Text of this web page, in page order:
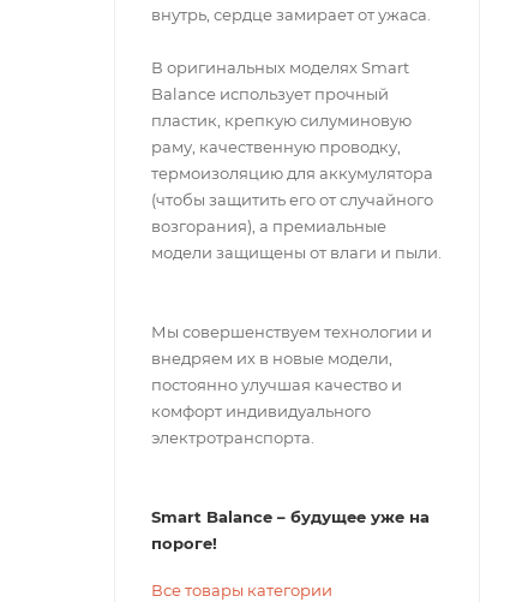
внутрь, сердце замирает от ужаса.
В оригинальных моделях Smart
Balance использует прочный
пластик, крепкую силуминовую
раму, качественную проводку,
термоизоляцию для аккумулятора
(чтобы защитить его от случайного
возгорания), а премиальные
модели защищены от влаги и пыли.
Мы совершенствуем технологии и
внедряем их в новые модели,
постоянно улучшая качество и
комфорт индивидуального
электротранспорта.
Smart Balance – будущее уже на
пороге!
Все товары категории